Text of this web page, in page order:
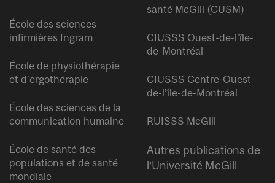
École des sciences
infirmières Ingram
École de physiothérapie
et d’ergothérapie
École des sciences de la
communication humaine
École de santé des
populations et de santé
mondiale
santé McGill (CUSM)
CIUSSS Ouest-de-l’île-
de-Montréal
CIUSSS Centre-Ouest-
de-l’île-de-Montréal
RUISSS McGill
Autres publications de
l’Université McGill